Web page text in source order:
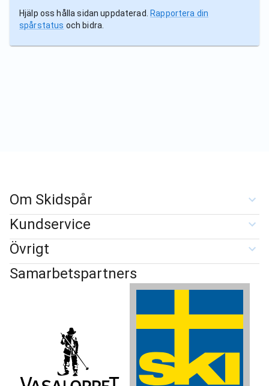
Hjälp oss hålla sidan uppdaterad.
Rapportera din
spårstatus och bidra.
Om Skidspår
Kundservice
Övrigt
Samarbetspartners